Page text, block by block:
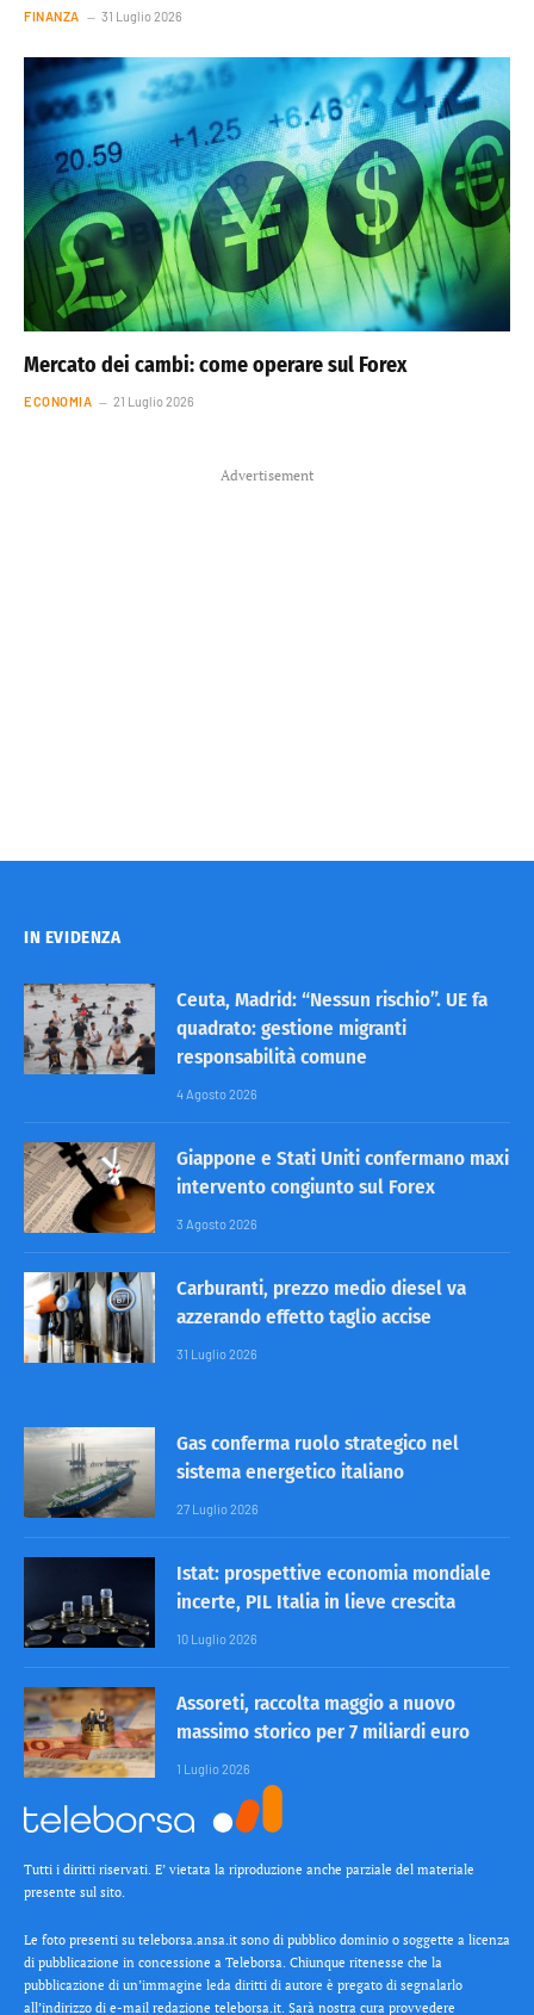
FINANZA 31 Luglio 2026
Mercato dei cambi: come operare sul Forex
ECONOMIA 21 Luglio 2026
Advertisement
IN EVIDENZA
Ceuta, Madrid: “Nessun rischio”. UE fa
quadrato: gestione migranti
responsabilità comune
4 Agosto 2026
Giappone e Stati Uniti confermano maxi
intervento congiunto sul Forex
3 Agosto 2026
Carburanti, prezzo medio diesel va
azzerando effetto taglio accise
31 Luglio 2026
Gas conferma ruolo strategico nel
sistema energetico italiano
27 Luglio 2026
Istat: prospettive economia mondiale
incerte, PIL Italia in lieve crescita
10 Luglio 2026
Assoreti, raccolta maggio a nuovo
massimo storico per 7 miliardi euro
1 Luglio 2026
Tutti i diritti riservati. E’ vietata la riproduzione anche parziale del materiale
presente sul sito.
Le foto presenti su teleborsa.ansa.it sono di pubblico dominio o soggette a licenza
di pubblicazione in concessione a Teleborsa. Chiunque ritenesse che la
pubblicazione di un’immagine leda diritti di autore è pregato di segnalarlo
all’indirizzo di e-mail redazione teleborsa.it. Sarà nostra cura provvedere